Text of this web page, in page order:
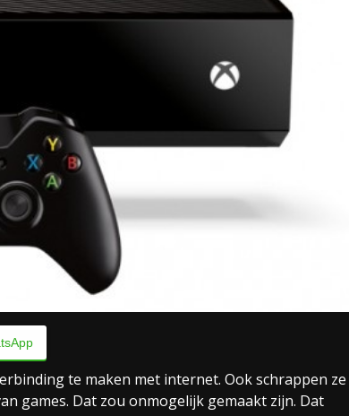
te maken met internet. Ook schrappen ze
games. Dat zou onmogelijk gemaakt zijn. Dat